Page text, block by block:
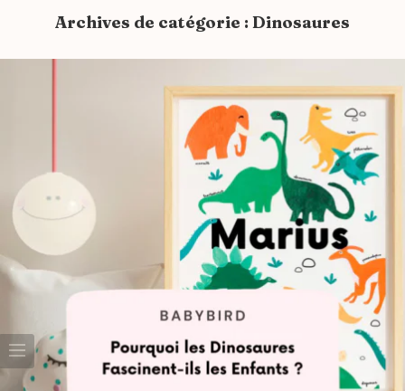
Archives de catégorie : Dinosaures